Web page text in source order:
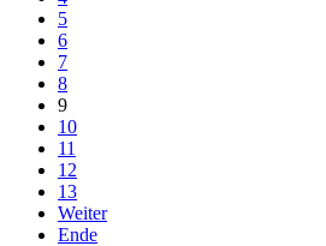
5
6
7
8
9
10
11
12
13
Weiter
Ende